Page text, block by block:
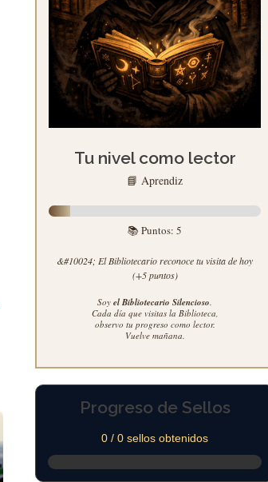
Tu nivel como lector
📘 Aprendiz
📚 Puntos: 5
&#10024; El Bibliotecario reconoce tu visita de hoy
(+5 puntos)
Soy el Bibliotecario Silencioso.
Cada día que visitas la Biblioteca,
observo tu progreso como lector.
Vuelve mañana.
Progreso de Sellos
0 / 0 sellos obtenidos